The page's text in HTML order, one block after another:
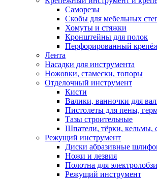
Саморезы
Скобы для мебельных
Хомуты и стяжки
Кронштейны для полок
Перфорированный
Лента
Насадки для инструмента
Ножовки, стамески, топоры
Отделочный инструмент
Кисти
Валики, ванночки для
Пистолеты для пены,
Тазы строительные
Шпатели, тёрки, кельмы,
Режущий инструмент
Диски абразивные
Ножи и лезвия
Полотна для
Режущий инструмент